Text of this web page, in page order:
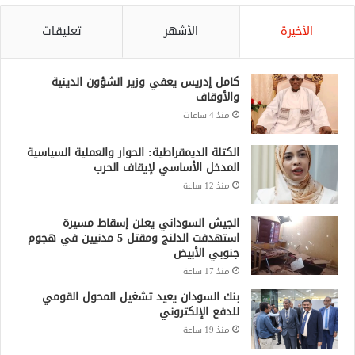
الأخيرة الأشهر تعليقات
كامل إدريس يعفي وزير الشؤون الدينية
والأوقاف
منذ 4 ساعات
الكتلة الديمقراطية: الحوار والعملية السياسية
المدخل الأساسي لإيقاف الحرب
منذ 12 ساعة
الجيش السوداني يعلن إسقاط مسيرة
استهدفت الدلنج ومقتل 5 مدنيين في هجوم
جنوبي الأبيض
منذ 17 ساعة
بنك السودان يعيد تشغيل المحول القومي
للدفع الإلكتروني
منذ 19 ساعة